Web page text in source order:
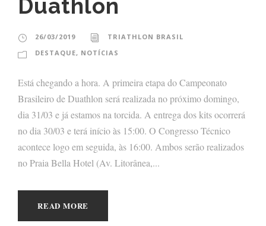
Duathlon
26/03/2019
TRIATHLON BRASIL
DESTAQUE, NOTÍCIAS
Está chegando a hora. A primeira etapa do Campeonato
Brasileiro de Duathlon será realizada no próximo domingo,
dia 31/03 e já estamos na torcida. A entrega dos kits ocorrerá
no dia 30/03 e terá início às 15:00. O Congresso Técnico
acontece logo em seguida, às 16:00. Ambos serão realizados
no Praia Bella Hotel (Av. Litorânea,...
READ MORE